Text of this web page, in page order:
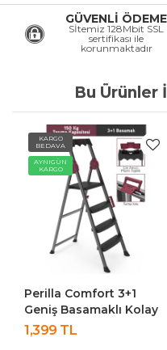
GÜVENLİ ÖDEME
Sİtemiz 128Mbit SSL
sertifikası ile
korunmaktadır
Bu Ürünler
KARGO
BEDAVA
AYNIGÜN
KARGO
Perilla Comfort 3+1
Geniş Basamaklı Kolay
Taşıma Aparatlı
Merdiven
1,399 TL